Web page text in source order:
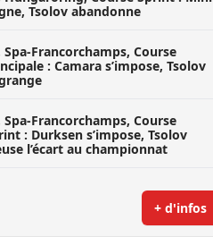
Tsolov abandonne
Spa-Francorchamps, Course
: Camara s’impose, Tsolov
Spa-Francorchamps, Course
: Durksen s’impose, Tsolov
l’écart au championnat
+ d'infos